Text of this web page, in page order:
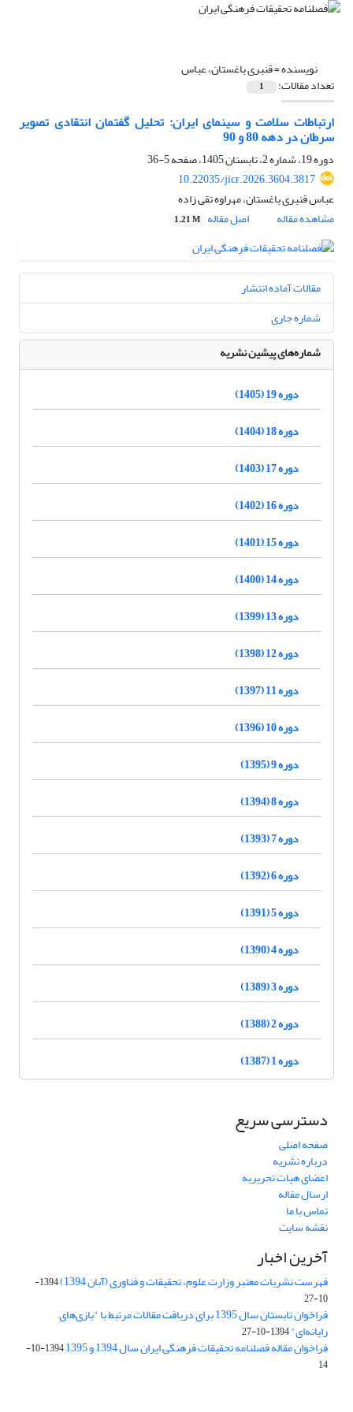
نویسنده =قنبری باغستان، عباس
تعداد مقالات: 1
ارتباطات سلامت و سینمای ایران: تحلیل گفتمان انتقادی تصویر
سرطان در دهه 80 و 90
دوره 19، شماره 2، تابستان 1405، صفحه
5-36
10.22035/jicr.2026.3604.3817
عباس قنبری باغستان، مهراوه تقی زاده
مشاهده مقاله
اصل مقاله 1.21 M
مقالات آماده انتشار
شماره جاری
شماره‌های پیشین نشریه
دوره 19 (1405)
دوره 18 (1404)
دوره 17 (1403)
دوره 16 (1402)
دوره 15 (1401)
دوره 14 (1400)
دوره 13 (1399)
دوره 12 (1398)
دوره 11 (1397)
دوره 10 (1396)
دوره 9 (1395)
دوره 8 (1394)
دوره 7 (1393)
دوره 6 (1392)
دوره 5 (1391)
دوره 4 (1390)
دوره 3 (1389)
دوره 2 (1388)
دوره 1 (1387)
دسترسی سریع
صفحه اصلی
درباره نشریه
اعضای هیات تحریریه
ارسال مقاله
تماس با ما
نقشه سایت
آخرین اخبار
فهرست نشریات معتبر وزارت علوم، تحقیقات و فناوری (آبان 1394)
1394-
10-27
فراخوان تابستان سال 1395 برای دریافت مقالات مرتبط با "بازی‌های
رایانه‌ای"1394-10-27
فراخوان مقاله فصلنامه تحقیقات فرهنگی ایران سال 1394 و 1395
1394-10-
14